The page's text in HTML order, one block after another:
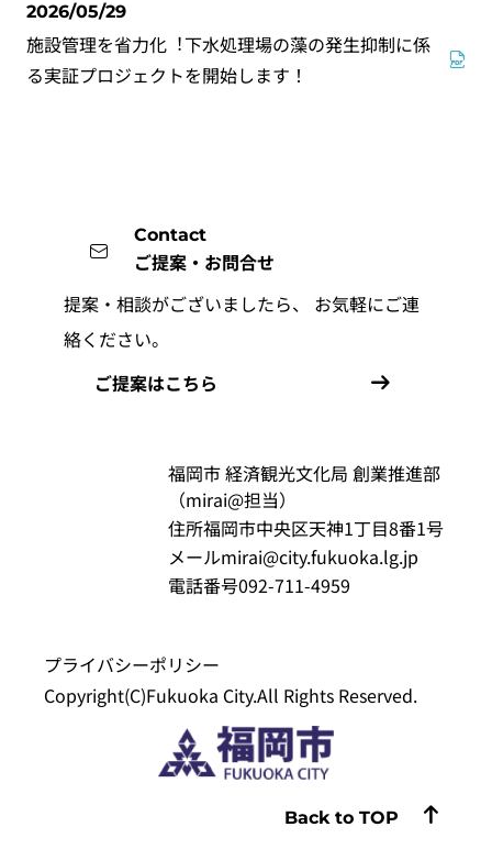
2026/05/29
施設管理を省力化︕下水処理場の藻の発生抑制に係
る実証プロジェクトを開始します！
Contact
ご提案・お問合せ
提案・相談がございましたら、
お気軽にご連
絡ください。
ご提案はこちら
福岡市 経済観光文化局 創業推進部
（mirai@担当）
住所福岡市中央区天神1丁目8番1号
メールmirai@city.fukuoka.lg.jp
電話番号092-711-4959
プライバシーポリシー
Copyright(C)Fukuoka City.All Rights Reserved.
Back to TOP